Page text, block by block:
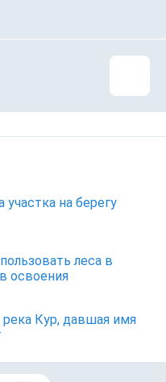
участка на берегу
леса в
освоения
Кур, давшая имя